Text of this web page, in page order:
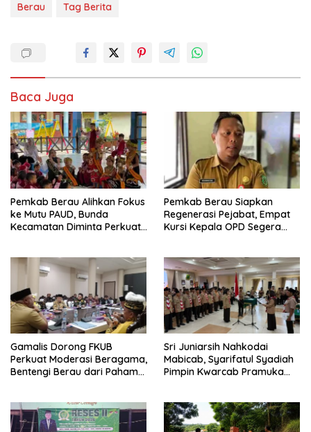
Berau Tag Berita
Baca Juga
Pemkab Berau Alihkan Fokus
ke Mutu PAUD, Bunda
Kecamatan Diminta Perkuat
Pemkab Berau Siapkan
Regenerasi Pejabat, Empat
Kursi Kepala OPD Segera
Gamalis Dorong FKUB
Perkuat Moderasi Beragama,
Bentengi Berau dari Paham
Sri Juniarsih Nahkodai
Mabicab, Syarifatul Syadiah
Pimpin Kwarcab Pramuka